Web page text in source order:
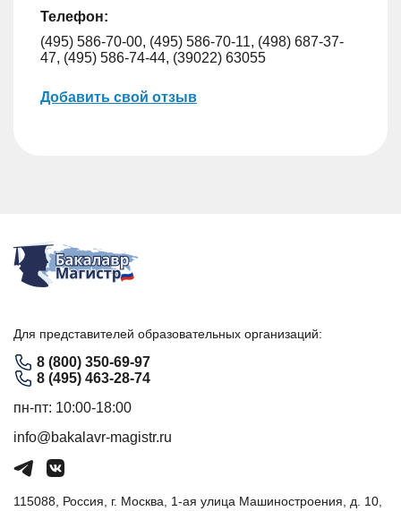
Телефон:
(495) 586-70-00, (495) 586-70-11, (498) 687-37-
47, (495) 586-74-44, (39022) 63055
Добавить свой отзыв
Для представителей образовательных организаций:
8 (800) 350-69-97
8 (495) 463-28-74
пн-пт: 10:00-18:00
info@bakalavr-magistr.ru
115088, Россия, г. Москва, 1-ая улица Машиностроения, д. 10,